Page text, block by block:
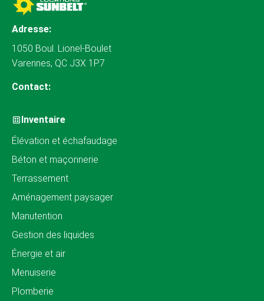
Adresse:
1050 Boul. Lionel-Boulet
Varennes, QC J3X 1P7
Contact:
Inventaire
Élévation et échafaudage
Béton et maçonnerie
Terrassement
Aménagement paysager
Manutention
Gestion des liquides
Énergie et air
Menuiserie
Plomberie